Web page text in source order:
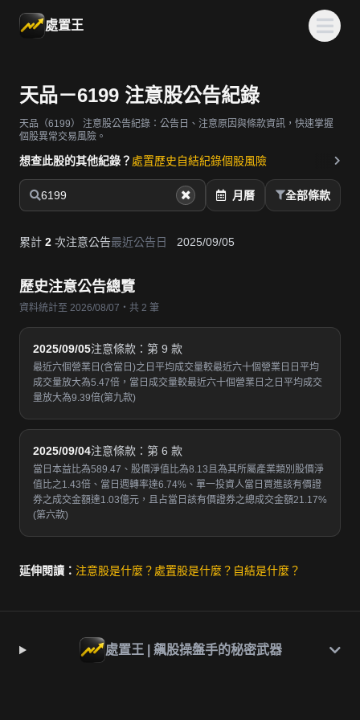
處置王
天品－6199 注意股公告紀錄
天品（6199）
注意股公告紀錄：公告日、注意原因與條款資訊，快速掌握
個股異常交易風險。
想查此股的其他紀錄？ 處置歷史自結紀錄個股風險
6199 月曆 全部條款
累計 2 次注意公告最近公告日 2025/09/05
歷史注意公告總覽
資料統計至 2026/08/07・共 2 筆
2025/09/05注意條款：第 9 款
最近六個營業日(含當日)之日平均成交量較最近六十個營業日日平均
成交量放大為5.47倍，當日成交量較最近六十個營業日之日平均成交
量放大為9.39倍(第九款)
2025/09/04注意條款：第 6 款
當日本益比為589.47、股價淨值比為8.13且為其所屬產業類別股價淨
值比之1.43倍、當日週轉率達6.74%、單一投資人當日買進該有價證
券之成交金額達1.03億元，且占當日該有價證券之總成交金額21.17%
(第六款)
延伸閱讀： 注意股是什麼？ 處置股是什麼？ 自結是什麼？
處置王 | 飆股操盤手的秘密武器